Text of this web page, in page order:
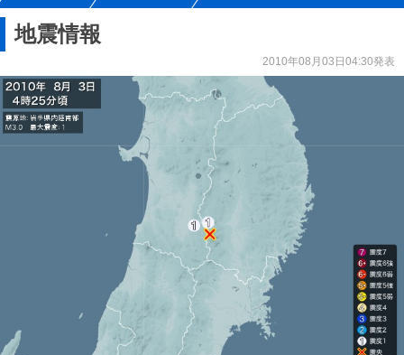
地震情報
2010年08月03日04:30発表